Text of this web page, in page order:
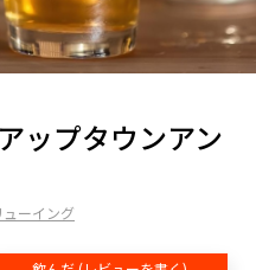
ップタウンアン
ーイング